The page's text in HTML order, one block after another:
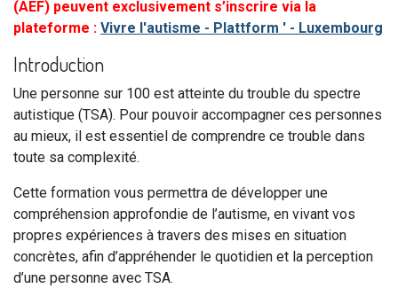
(AEF) peuvent exclusivement s’inscrire via la
plateforme : Vivre l'autisme - Plattform ' - Luxembourg
Introduction
Une personne sur 100 est atteinte du trouble du spectre
autistique (TSA). Pour pouvoir accompagner ces personnes
au mieux, il est essentiel de comprendre ce trouble dans
toute sa complexité.
Cette formation vous permettra de développer une
compréhension approfondie de l’autisme, en vivant vos
propres expériences à travers des mises en situation
concrètes, afin d’appréhender le quotidien et la perception
d’une personne avec TSA.